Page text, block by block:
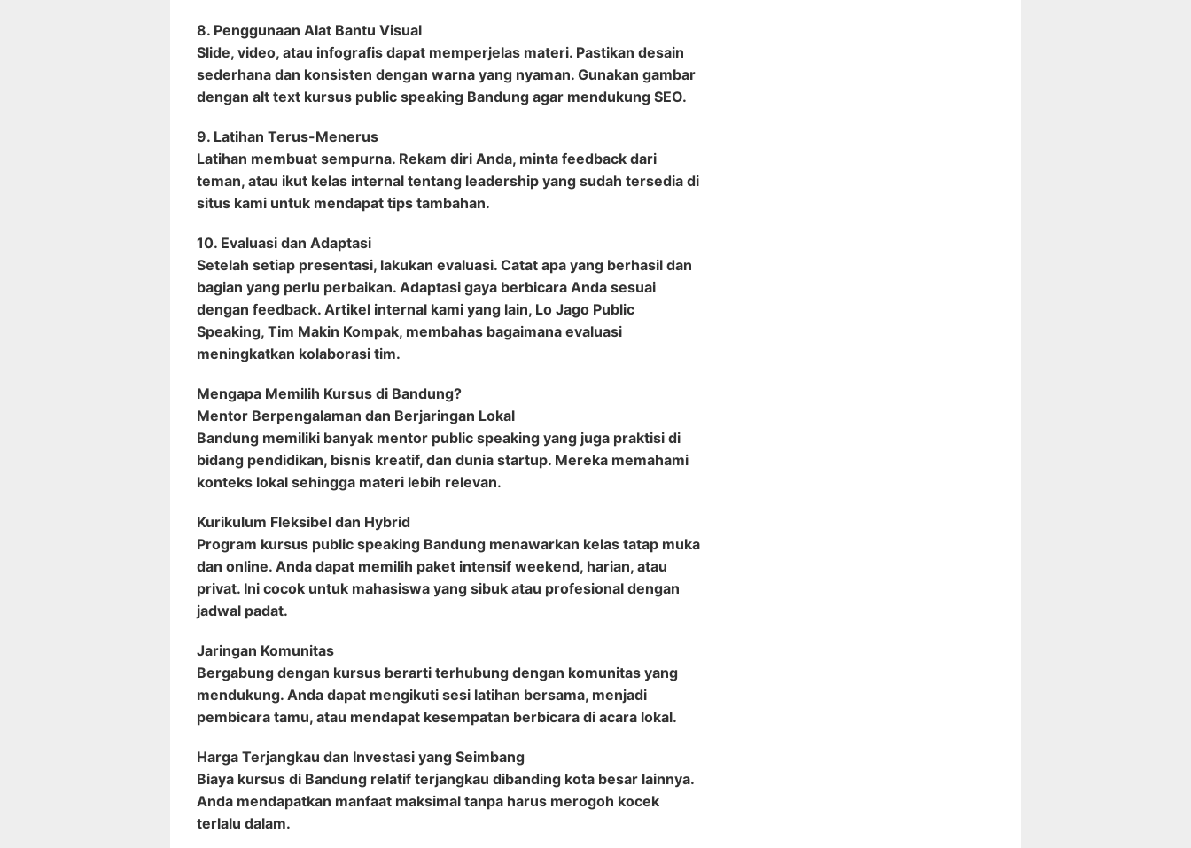
8. Penggunaan Alat Bantu Visual
Slide, video, atau infografis dapat memperjelas materi. Pastikan desain
sederhana dan konsisten dengan warna yang nyaman. Gunakan gambar
dengan alt text kursus public speaking Bandung agar mendukung SEO.
9. Latihan Terus-Menerus
Latihan membuat sempurna. Rekam diri Anda, minta feedback dari
teman, atau ikut kelas internal tentang leadership yang sudah tersedia di
situs kami untuk mendapat tips tambahan.
10. Evaluasi dan Adaptasi
Setelah setiap presentasi, lakukan evaluasi. Catat apa yang berhasil dan
bagian yang perlu perbaikan. Adaptasi gaya berbicara Anda sesuai
dengan feedback. Artikel internal kami yang lain, Lo Jago Public
Speaking, Tim Makin Kompak, membahas bagaimana evaluasi
meningkatkan kolaborasi tim.
Mengapa Memilih Kursus di Bandung?
Mentor Berpengalaman dan Berjaringan Lokal
Bandung memiliki banyak mentor public speaking yang juga praktisi di
bidang pendidikan, bisnis kreatif, dan dunia startup. Mereka memahami
konteks lokal sehingga materi lebih relevan.
Kurikulum Fleksibel dan Hybrid
Program kursus public speaking Bandung menawarkan kelas tatap muka
dan online. Anda dapat memilih paket intensif weekend, harian, atau
privat. Ini cocok untuk mahasiswa yang sibuk atau profesional dengan
jadwal padat.
Jaringan Komunitas
Bergabung dengan kursus berarti terhubung dengan komunitas yang
mendukung. Anda dapat mengikuti sesi latihan bersama, menjadi
pembicara tamu, atau mendapat kesempatan berbicara di acara lokal.
Harga Terjangkau dan Investasi yang Seimbang
Biaya kursus di Bandung relatif terjangkau dibanding kota besar lainnya.
Anda mendapatkan manfaat maksimal tanpa harus merogoh kocek
terlalu dalam.